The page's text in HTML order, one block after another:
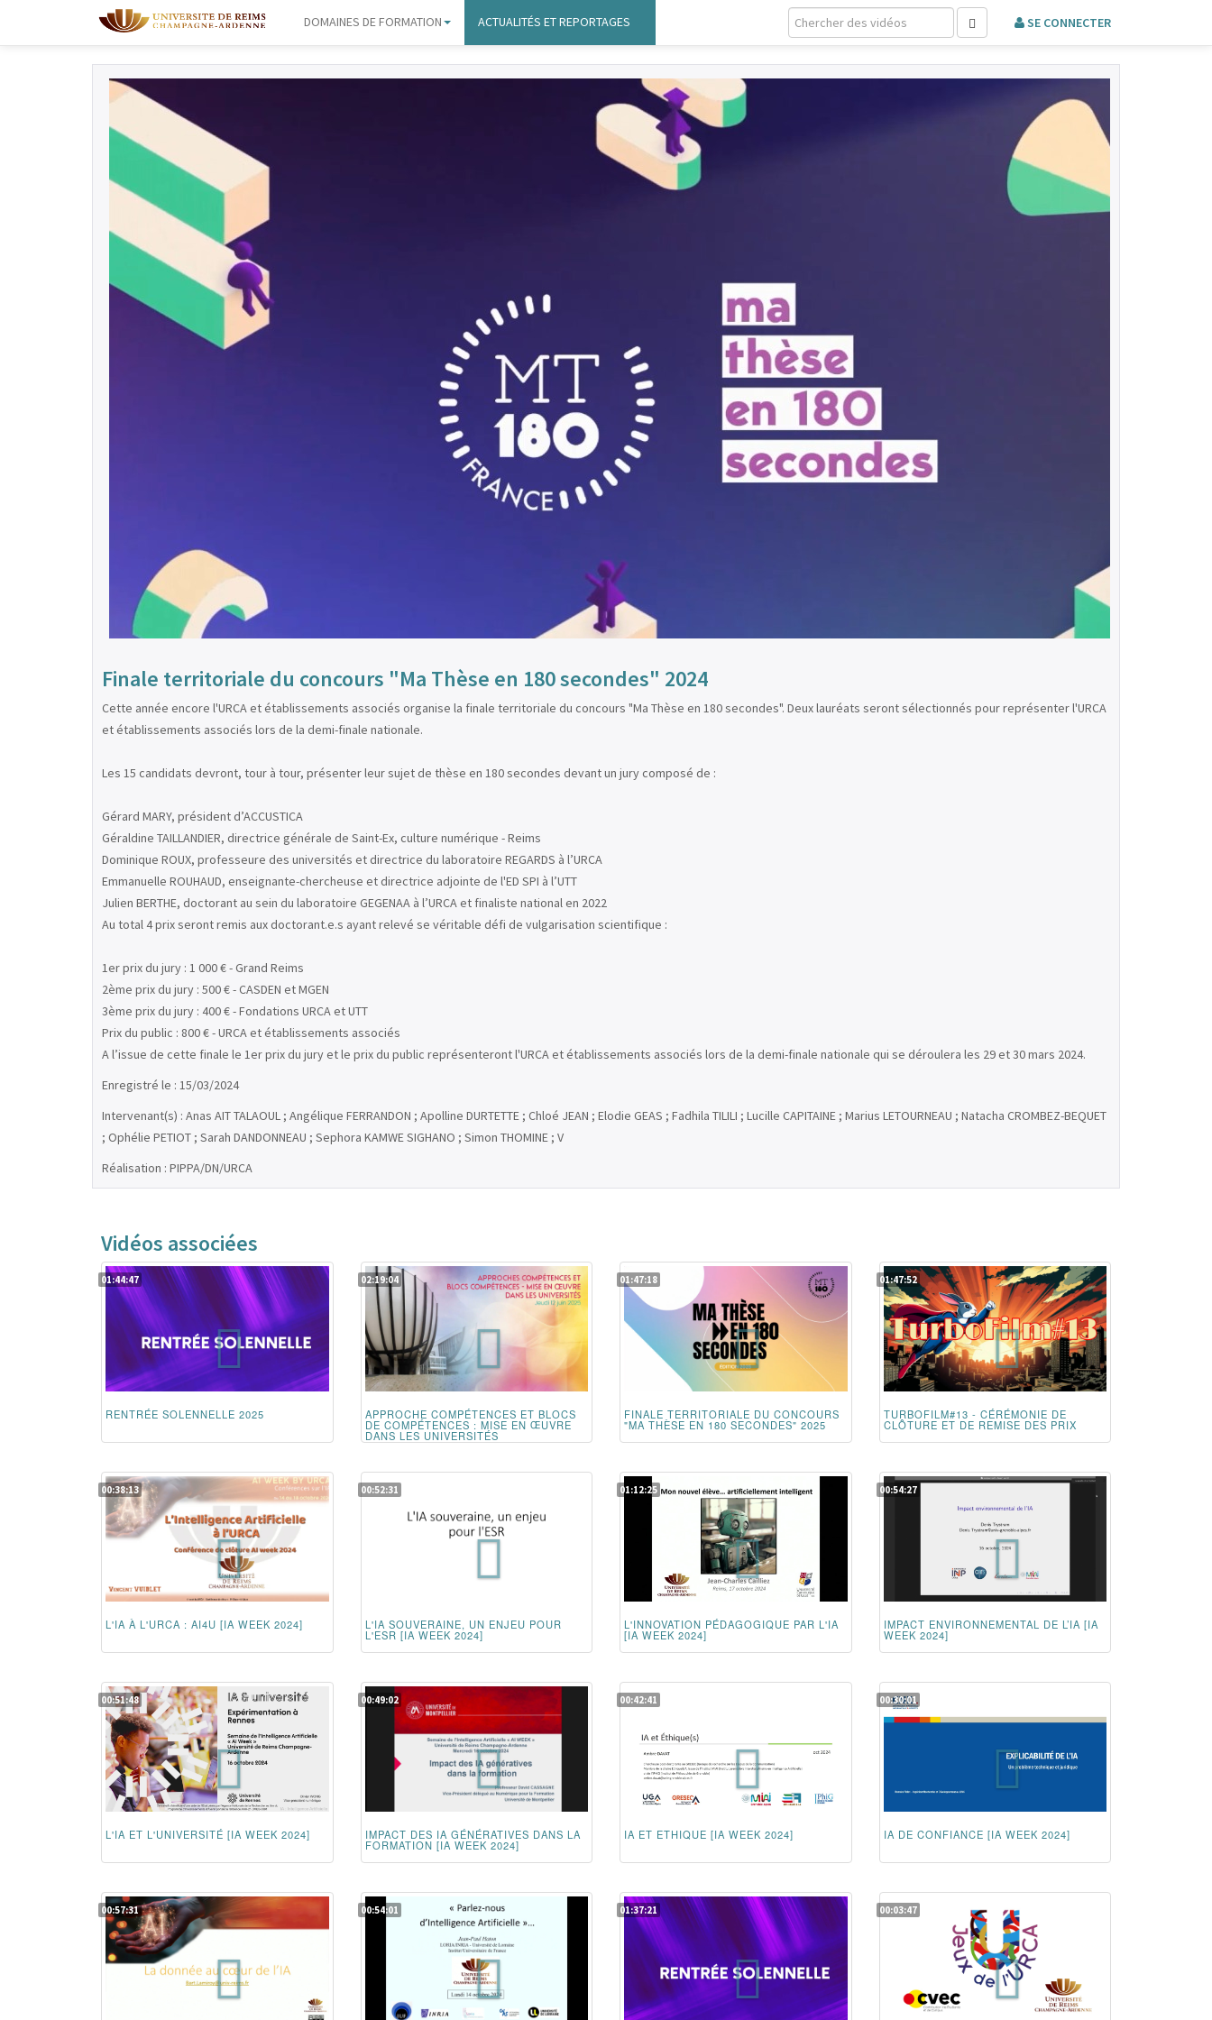
DOMAINES DE FORMATION ACTUALITÉS ET REPORTAGES
Finale territoriale du concours "Ma Thèse en 180 secondes" 2024
Cette année encore l'URCA et établissements associés organise la finale territoriale du concours "Ma Thèse en 180 secondes". Deux lauréats seront sélectionnés pour représenter l'URCA
et établissements associés lors de la demi-finale nationale.
Les 15 candidats devront, tour à tour, présenter leur sujet de thèse en 180 secondes devant un jury composé de :
Gérard MARY, président d’ACCUSTICA
Géraldine TAILLANDIER, directrice générale de Saint-Ex, culture numérique - Reims
Dominique ROUX, professeure des universités et directrice du laboratoire REGARDS à l’URCA
Emmanuelle ROUHAUD, enseignante-chercheuse et directrice adjointe de l'ED SPI à l’UTT
Julien BERTHE, doctorant au sein du laboratoire GEGENAA à l’URCA et finaliste national en 2022
Au total 4 prix seront remis aux doctorant.e.s ayant relevé se véritable défi de vulgarisation scientifique :
1er prix du jury : 1 000 € - Grand Reims
2ème prix du jury : 500 € - CASDEN et MGEN
3ème prix du jury : 400 € - Fondations URCA et UTT
Prix du public : 800 € - URCA et établissements associés
A l’issue de cette finale le 1er prix du jury et le prix du public représenteront l'URCA et établissements associés lors de la demi-finale nationale qui se déroulera les 29 et 30 mars 2024.
Enregistré le : 15/03/2024
Intervenant(s) : Anas AIT TALAOUL ; Angélique FERRANDON ; Apolline DURTETTE ; Chloé JEAN ; Elodie GEAS ; Fadhila TILILI ; Lucille CAPITAINE ; Marius LETOURNEAU ; Natacha CROMBEZ-BEQUET
; Ophélie PETIOT ; Sarah DANDONNEAU ; Sephora KAMWE SIGHANO ; Simon THOMINE ; V
Réalisation : PIPPA/DN/URCA
Vidéos associées
RENTRÉE SOLENNELLE 2025
01:44:47
APPROCHE COMPÉTENCES ET BLOCS
DE COMPÉTENCES : MISE EN ŒUVRE
DANS LES UNIVERSITÉS
02:19:04
FINALE TERRITORIALE DU CONCOURS
"MA THÈSE EN 180 SECONDES" 2025
01:47:18
TURBOFILM#13 - CÉRÉMONIE DE
CLÔTURE ET DE REMISE DES PRIX
01:47:52
L'IA À L'URCA : AI4U [IA WEEK 2024]
00:38:13
L'IA SOUVERAINE, UN ENJEU POUR
L'ESR [IA WEEK 2024]
00:52:31
L'INNOVATION PÉDAGOGIQUE PAR L'IA
[IA WEEK 2024]
01:12:25
IMPACT ENVIRONNEMENTAL DE L’IA [IA
WEEK 2024]
00:54:27
L'IA ET L'UNIVERSITÉ [IA WEEK 2024]
00:51:48
IMPACT DES IA GÉNÉRATIVES DANS LA
FORMATION [IA WEEK 2024]
00:49:02
IA ET ETHIQUE [IA WEEK 2024]
00:42:41
IA DE CONFIANCE [IA WEEK 2024]
00:30:01
00:57:31 00:54:01 01:37:21 00:03:47